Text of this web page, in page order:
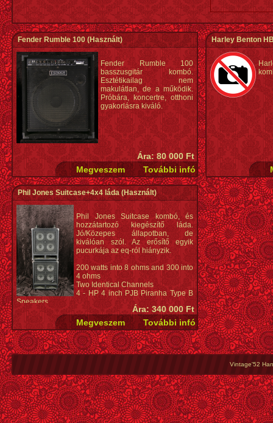
Fender Rumble 100(Használt)
Fender Rumble 100
basszusgitár kombó.
Esztétikailag nem
makulátlan, de a működik.
Próbára, koncertre, otthoni
gyakorlásra kiváló.
Ára: 80 000 Ft
Harley Benton
Phil Jones Suitcase+4x4 láda (Használt)
Phil Jones Suitcase kombó, és
hozzátartozó kiegészítő láda.
Jó/Közepes állapotban, de
kiválóan szól. Az erősítő egyik
pucurkája az eq-ról hiányzik.
200 watts into 8 ohms and 300 into
4 ohms
Two Identical Channels
4 - HP 4 inch PJB Piranha Type B
Speakers
Active/Passive input buttons
Optical limiters
Headphone out
Preamp out
FX loop
Speak-On extension speaker jack
5-Band graphic EQ
Master Volume control
Bottom-ported Cabinet
Ára: 340 000 Ft
Vintage'52